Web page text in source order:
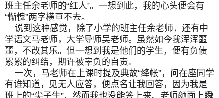
班主任余老师的“红人”。一想到此，我的心头便会有
“惭愧”两字横亘不去。
说到这种感觉，除了小学的班主任余老师，还有中
学语文马老师，大学导师吴老师。虽然如今我浑浑噩
噩，不改其乐。但一想到我是他们的学生，便有负债
累累的纠结，期许被辜负的自责。
一次，马老师在上课时提及典故“绛帐”，问在座同学
有谁知道，见无人应答，便点名让我回答，因为我是
班上的“尖子生”，然而我也没能答上来。老师颜面上瞬